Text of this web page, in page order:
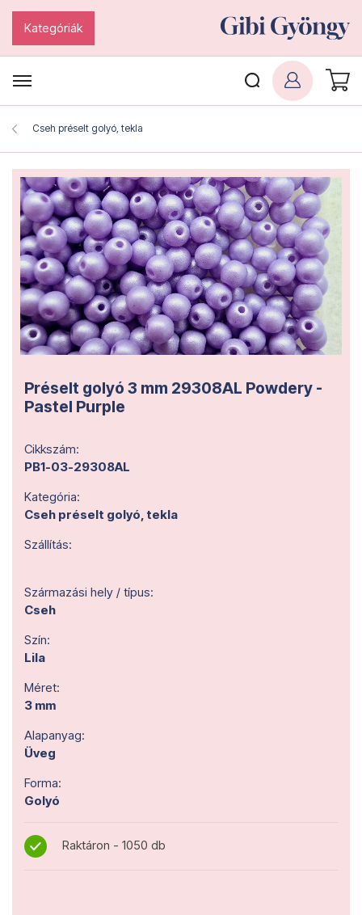
Kategóriák
Cseh préselt golyó, tekla
Préselt golyó 3 mm 29308AL Powdery -
Pastel Purple
Cikkszám:
PB1-03-29308AL
Kategória:
Cseh préselt golyó, tekla
Szállítás:
Származási hely / típus:
Cseh
Szín:
Lila
Méret:
3 mm
Alapanyag:
Üveg
Forma:
Golyó
Raktáron - 1050 db